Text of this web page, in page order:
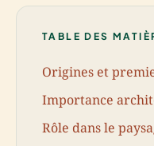
TABLE DES
Origines et
Importance
Rôle dans le